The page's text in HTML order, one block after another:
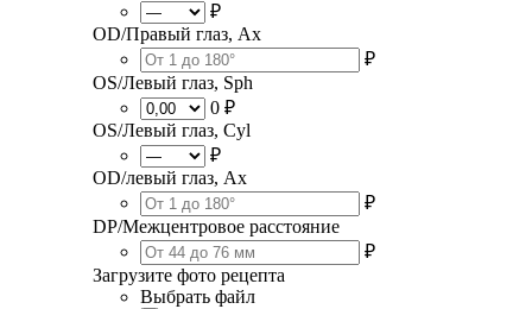
₽
OD/Правый глаз, Ax
₽
OS/Левый глаз, Sph
0 ₽
OS/Левый глаз, Cyl
₽
OD/левый глаз, Ax
₽
DP/Межцентровое расстояние
₽
Загрузите фото рецепта
Выбрать файл